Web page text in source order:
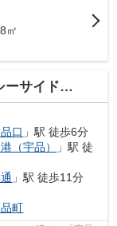
㎡
マンション
口 」駅 徒歩6分
（宇品）
」駅 徒
」駅 徒歩11分
町